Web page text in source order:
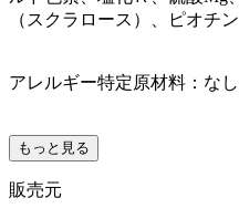
（スクラロース）、ピオチン
アレルギー特定原材料：なし
もっと見る
販売元